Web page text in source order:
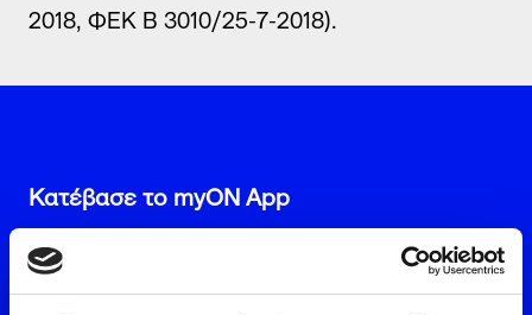
2018, ΦΕΚ Β 3010/25-7-2018).
Email
Κατέβασε το myON App